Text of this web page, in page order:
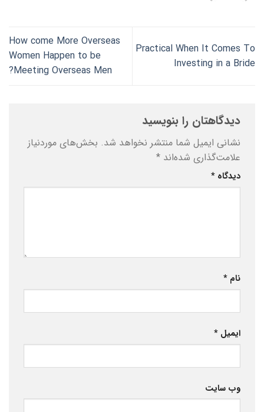
Practical When It Comes To
Investing in a Bride
How come More Overseas
Women Happen to be
Meeting Overseas Men?
دیدگاهتان را بنویسید
نشانی ایمیل شما منتشر نخواهد شد. بخش‌های موردنیاز
علامت‌گذاری شده‌اند *
دیدگاه *
نام *
ایمیل *
وب‌ سایت